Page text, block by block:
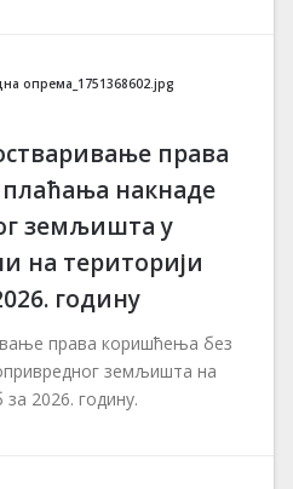
права
накнаде
земљишта у
на територији
годину
права коришћења без
земљишта на
2026. годину.